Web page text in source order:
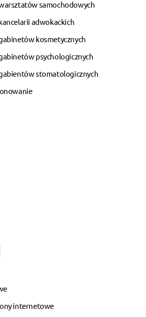
samochodowych
adwokackich
kosmetycznych
psychologicznych
stomatologicznych
internetowe